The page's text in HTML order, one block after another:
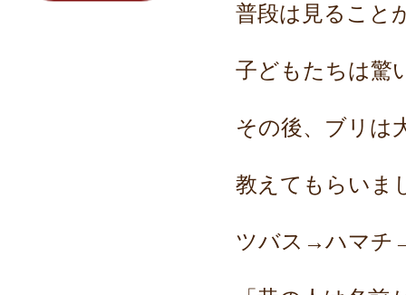
普段は見ること
子どもたちは驚
その後、ブリは
教えてもらいま
ツバス→ハマ